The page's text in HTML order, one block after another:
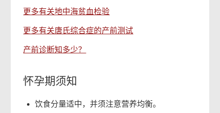
更多有关地中海贫血检验
更多有关唐氏综合症的产前测试
产前诊断知多少？
怀孕期须知
饮食分量适中，并须注意营养均衡。